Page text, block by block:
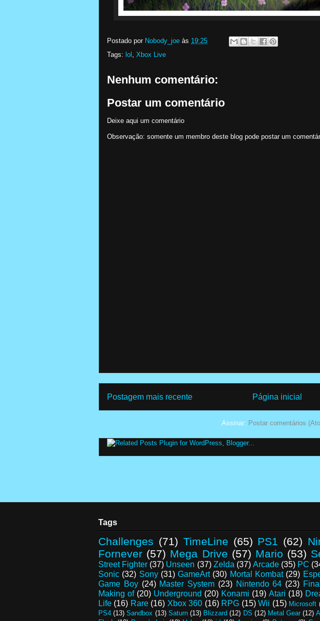
Postado por Nobody_joe às 19:25
Tags: lol Xbox Live
Nenhum comentário:
Postar um comentário
Deixe aqui um comentário
Observação: somente um membro deste blog pode postar um
Postagem mais recente Página inicial
Assinar: Postar comentários
Tags
Challenges (71) TimeLine (65) PS1 (62)
Fornever (57) Mega Drive (57) Mario (53)
Street Fighter (37) Unseen (37) Zelda (37) Arcade (35) PC
Sonic (32) Sony (31) GameArt (30) Mortal Kombat (29)
Game Boy (24) Master System (23) Nintendo 64 (23)
Making of (20) Underground (20) Konami (19) Atari (18)
Life (16) Rare (16) Xbox 360 (16) RPG (15) Wii (15) Microsoft
PS4 (13) Sandbox (13) Saturn (13) Blizzard (12) DS (12) Metal Gear (12)